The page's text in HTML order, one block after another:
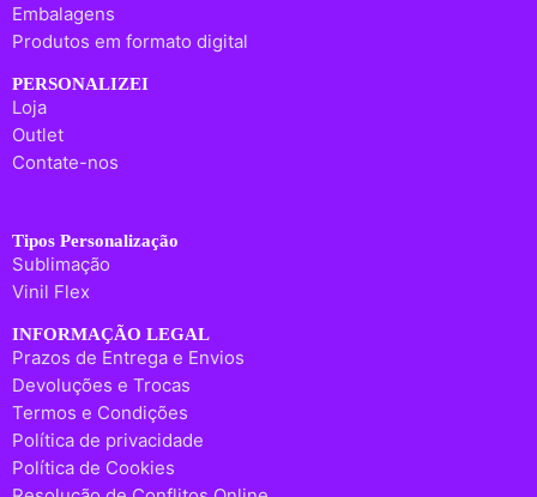
Embalagens
Produtos em formato digital
PERSONALIZEI
Loja
Outlet
Contate-nos
Tipos Personalização
Sublimação
Vinil Flex
INFORMAÇÃO LEGAL
Prazos de Entrega e Envios
Devoluções e Trocas
Termos e Condições
Política de privacidade
Política de Cookies